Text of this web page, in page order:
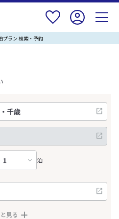
プラン 検索・予約
泊
見る